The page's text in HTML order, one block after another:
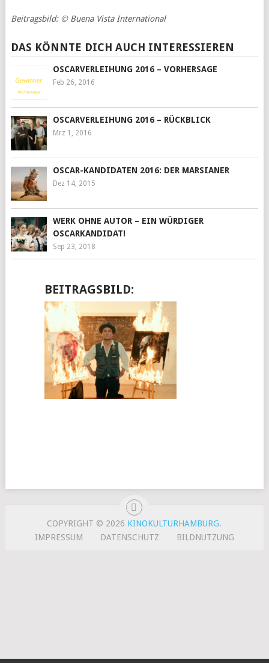
Beitragsbild: © Buena Vista International
DAS KÖNNTE DICH AUCH INTERESSIEREN
OSCARVERLEIHUNG 2016 – VORHERSAGE
Feb 26, 2016
OSCARVERLEIHUNG 2016 – RÜCKBLICK
Mrz 1, 2016
OSCAR-KANDIDATEN 2016: DER MARSIANER
Dez 14, 2015
WERK OHNE AUTOR – EIN WÜRDIGER
OSCARKANDIDAT!
Sep 23, 2018
BEITRAGSBILD:
COPYRIGHT © 2026 KINOKULTURHAMBURG.
IMPRESSUM
DATENSCHUTZ BILDNUTZUNG